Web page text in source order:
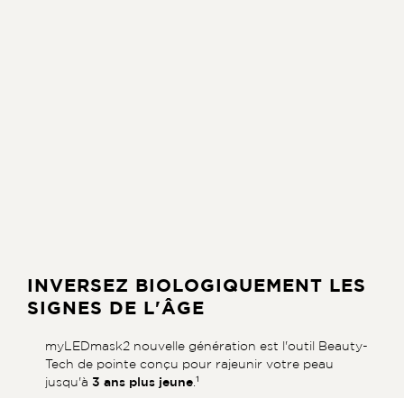
INVERSEZ BIOLOGIQUEMENT LES
SIGNES DE L'ÂGE
myLEDmask2 nouvelle génération est l'outil Beauty-
Tech de pointe conçu pour rajeunir votre peau
jusqu'à 3 ans plus jeune .¹